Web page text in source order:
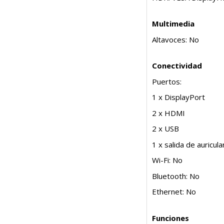
Multimedia
Altavoces: No
Conectividad
Puertos:
1 x DisplayPort
2 x HDMI
2 x USB
1 x salida de
Wi-Fi: No
Bluetooth: No
Ethernet: No
Funciones